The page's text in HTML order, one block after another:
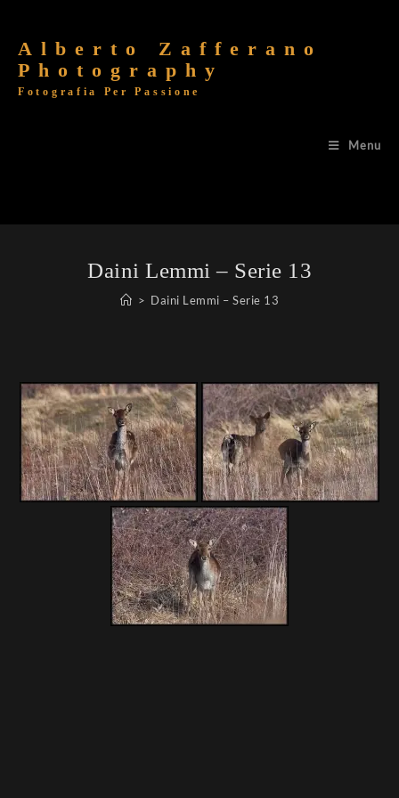
Alberto Zafferano
Photography
Fotografia Per Passione
Menu
Daini Lemmi – Serie 13
> Daini Lemmi – Serie 13